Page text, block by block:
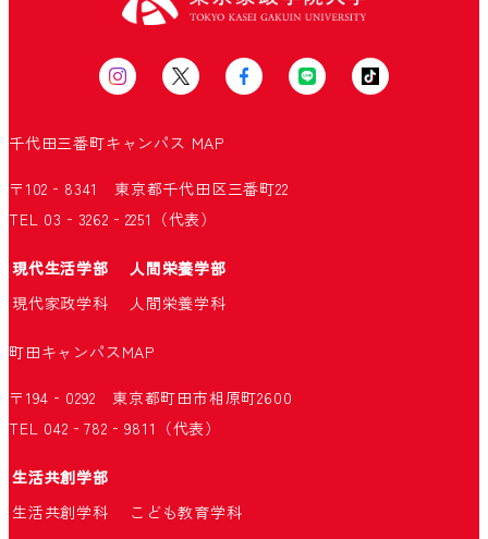
千代田三番町キャンパス MAP
〒102‐8341 東京都千代田区三番町22
TEL 03‐3262‐2251（代表）
現代生活学部
人間栄養学部
現代家政学科
人間栄養学科
町田キャンパスMAP
〒194‐0292 東京都町田市相原町2600
TEL 042‐782‐9811（代表）
生活共創学部
生活共創学科
こども教育学科